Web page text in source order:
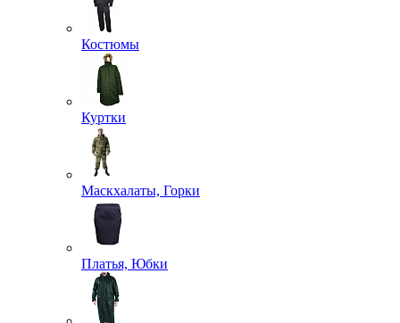
Костюмы
Куртки
Маскхалаты, Горки
Платья, Юбки